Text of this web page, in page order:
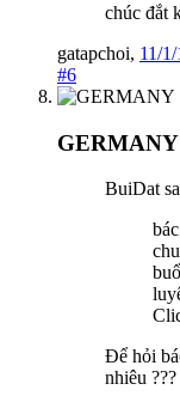
chúc đắt
gatapchoi, 11/1/
#6
GERMANY
BuiDat
Để hỏi
nhiêu ???